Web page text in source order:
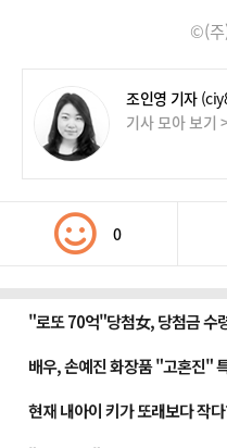
©(주
조인영 기자
기사 모아 보기
0